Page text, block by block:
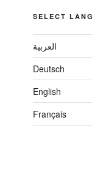
SELECT
العربية
Deutsch
English
Français